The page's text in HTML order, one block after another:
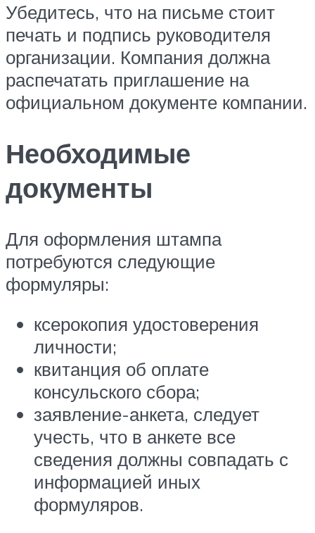
Убедитесь, что на письме стоит
печать и подпись руководителя
организации. Компания должна
распечатать приглашение на
официальном документе компании.
Необходимые
документы
Для оформления штампа
потребуются следующие
формуляры:
ксерокопия удостоверения
личности;
квитанция об оплате
консульского сбора;
заявление-анкета, следует
учесть, что в анкете все
сведения должны совпадать с
информацией иных
формуляров.